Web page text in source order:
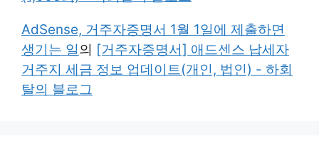
AdSense, 거주자증명서 1월 1일에 제출하면
생기는 일의 [거주자증명서] 애드센스 납세자
거주지 세금 정보 업데이트(개인, 법인) - 하회
탈의 블로그